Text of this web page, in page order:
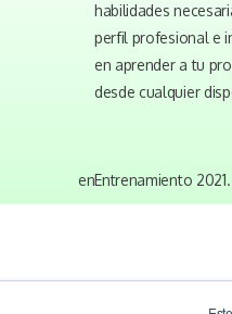
habilidades
perfil profesional e
en aprender a tu
desde cualquier
enEntrenamiento